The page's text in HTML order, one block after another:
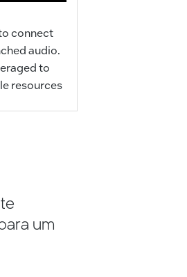
connect
audio.
to
resources
um